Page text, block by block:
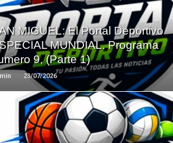
MIGUEL: El Portal Deportivo
MUNDIAL. Programa
9, (Parte 1)
23/07/2026
LEER
MAS